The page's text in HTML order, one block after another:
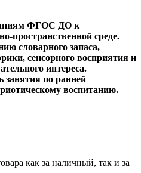
ФГОС ДО к
пространственной среде.
словарного запаса,
сенсорного восприятия и
интереса.
занятия по ранней
воспитанию.
как за наличный, так и за